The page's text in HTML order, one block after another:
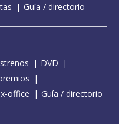
Guía / directorio
DVD
office Guía / directorio